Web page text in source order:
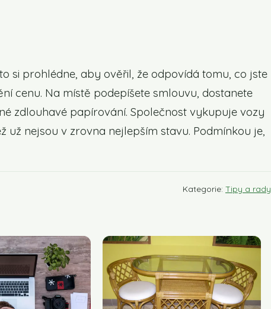
si prohlédne, aby ověřil, že odpovídá tomu, co jste
cenu. Na místě podepíšete smlouvu, dostanete
zdlouhavé papírování. Společnost vykupuje vozy
už nejsou v zrovna nejlepším stavu. Podmínkou je,
Kategorie: Tipy a rady